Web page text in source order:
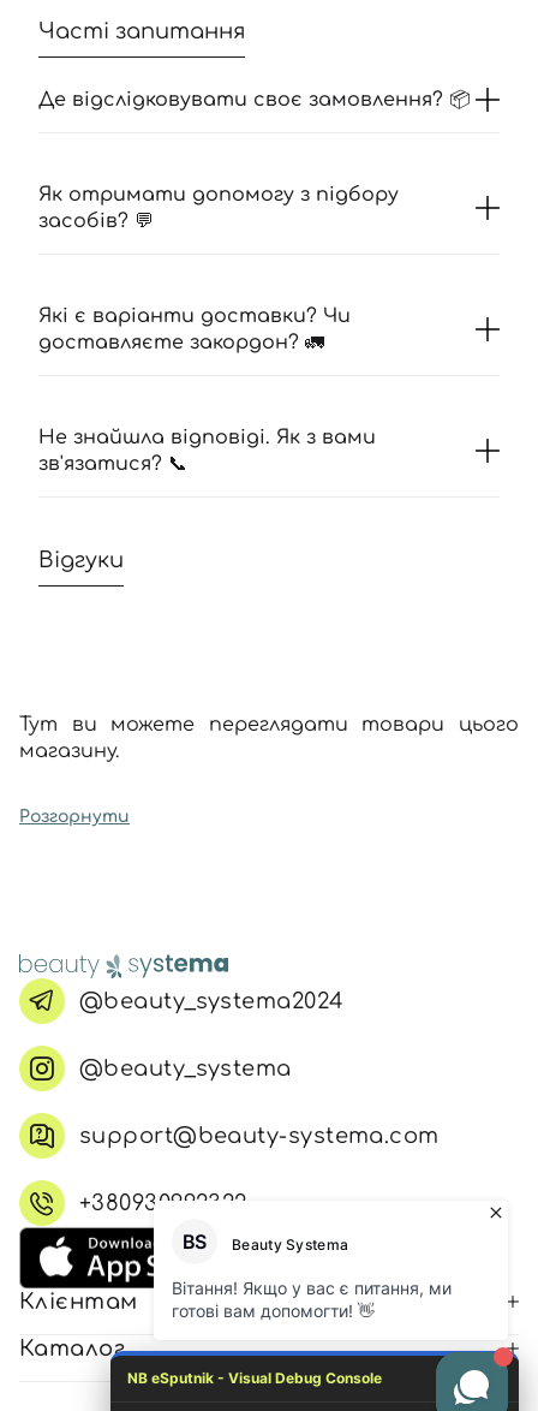
Часті запитання
Де відслідковувати своє замовлення? 📦
Як отримати допомогу з підбору
засобів? 💬
Які є варіанти доставки? Чи
доставляєте закордон? 🚛
Не знайшла відповіді. Як з вами
зв'язатися? 📞
Відгуки
Тут ви можете переглядати товари цього
магазину.
Розгорнути
@beauty_systema2024
@beauty_systema
support@beauty-systema.com
+380930992322
Клієнтам
Каталог
NB eSputnik - Visual Debug Console